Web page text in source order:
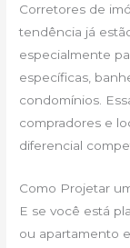
Corretores de
tendência já
especialmente
específicas,
condomínios.
compradores e
diferencial
Como Projetar
E se você está
ou apartamento